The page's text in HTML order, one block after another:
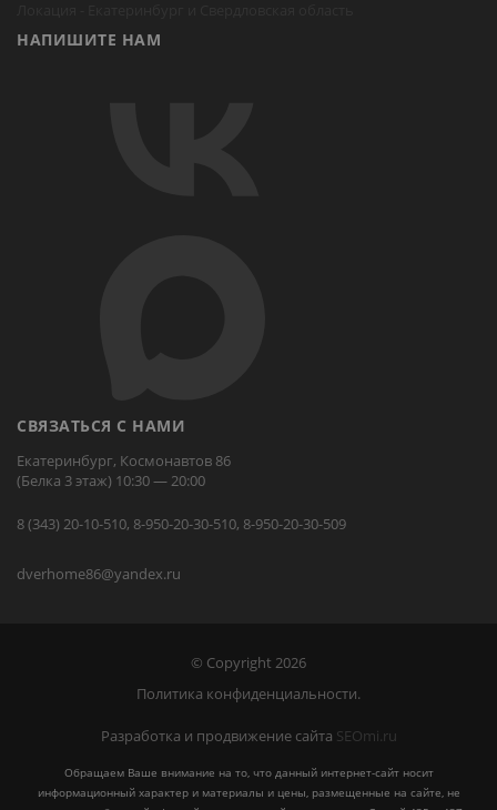
НАПИШИТЕ НАМ
СВЯЗАТЬСЯ С НАМИ
Екатеринбург, Космонавтов 86
(Белка 3 этаж) 10:30 — 20:00
8 (343) 20-10-510, 8-950-20-30-510, 8-950-20-30-509
dverhome86@yandex.ru
© Copyright 2026
Политика конфиденциальности.
Разработка и продвижение сайта SEOmi.ru
Обращаем Ваше внимание на то, что данный интернет-сайт носит
информационный характер и материалы и цены, размещенные на сайте, не